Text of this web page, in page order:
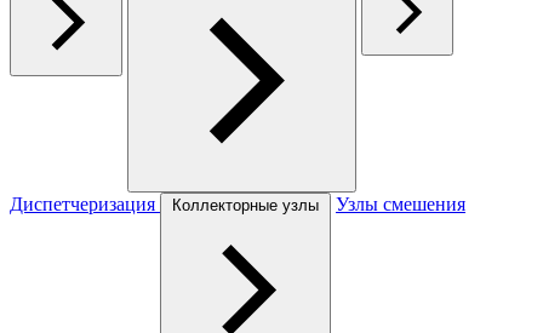
Диспетчеризация Коллекторные узлы Узлы смешения